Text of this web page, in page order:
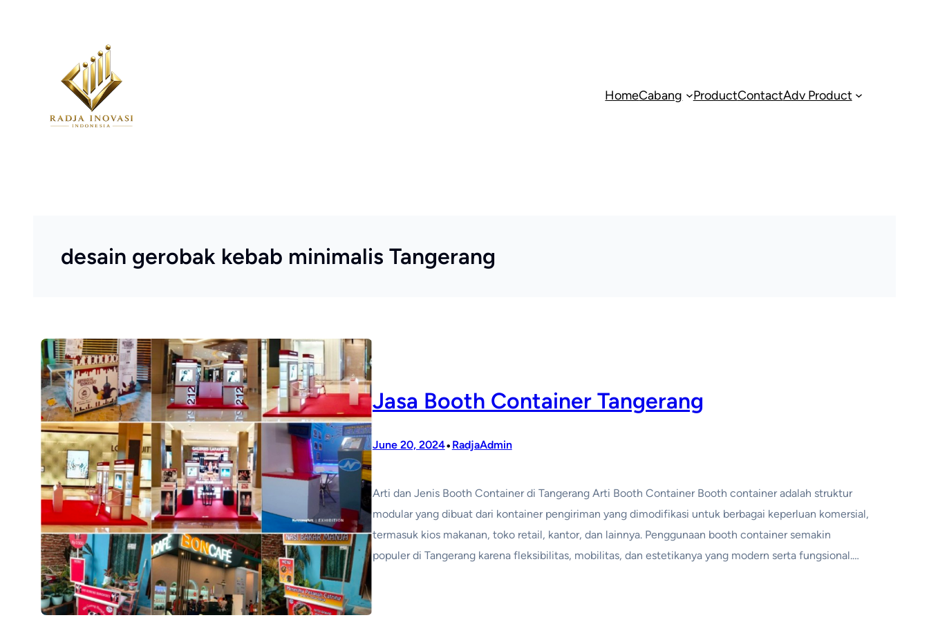
HomeCabang ProductContactAdv Product
desain gerobak kebab minimalis Tangerang
Jasa Booth Container Tangerang
June 20, 2024•RadjaAdmin
Arti dan Jenis Booth Container di Tangerang Arti Booth Container Booth container adalah struktur
modular yang dibuat dari kontainer pengiriman yang dimodifikasi untuk berbagai keperluan komersial,
termasuk kios makanan, toko retail, kantor, dan lainnya. Penggunaan booth container semakin
populer di Tangerang karena fleksibilitas, mobilitas, dan estetikanya yang modern serta fungsional.…